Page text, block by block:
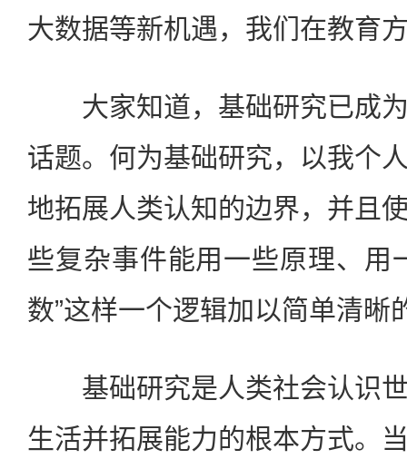
大数据等新机遇，我们在教育
大家知道，基础研究已成为
话题。何为基础研究，以我个
地拓展人类认知的边界，并且
些复杂事件能用一些原理、用
数”这样一个逻辑加以简单清晰
基础研究是人类社会认识世
生活并拓展能力的根本方式。